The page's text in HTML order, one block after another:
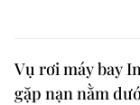
Vụ rơi máy bay
gặp nạn nằm